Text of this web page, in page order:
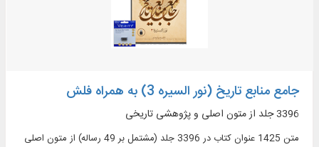
جامع منابع تاریخ (نور السیره 3) به همراه فلش
3396 جلد از متون اصلی و پژوهشی تاریخی
متن 1425 عنوان کتاب در 3396 جلد (مشتمل بر 49 رساله) از متون اصلی